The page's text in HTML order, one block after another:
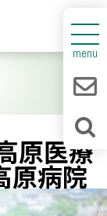
設
menu
原医療
原病院